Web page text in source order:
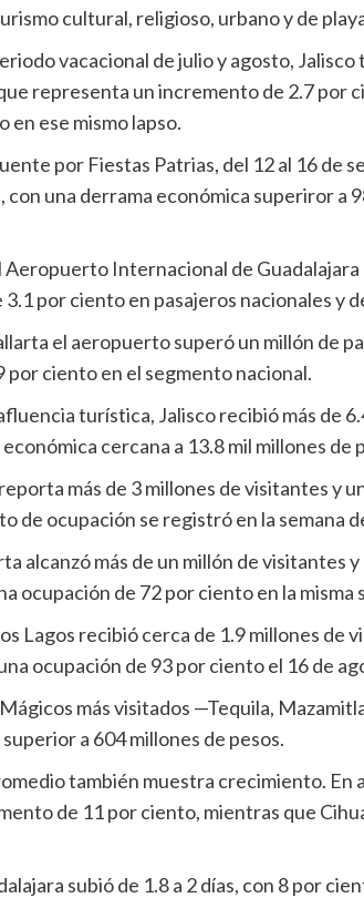
cultural, religioso, urbano y de
vacacional de julio y agosto,
representa un incremento de 2.7 por
en ese mismo lapso.
por Fiestas Patrias, del 12 al 16 de
con una derrama económica superiror a
Aeropuerto Internacional de
3.1 por ciento en pasajeros nacionales y
el aeropuerto superó un millón de
por ciento en el segmento nacional.
turística, Jalisco recibió más de
cercana a 13.8 mil millones de
más de 3 millones de visitantes y
de ocupación se registró en la semana
alcanzó más de un millón de visitantes
ocupación de 72 por ciento en la misma
Lagos recibió cerca de 1.9 millones
ocupación de 93 por ciento el 16 de
más visitados —Tequila,
a 604 millones de pesos.
también muestra crecimiento. En
de 11 por ciento, mientras que
subió de 1.8 a 2 días, con 8 por